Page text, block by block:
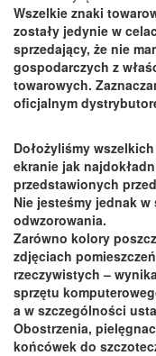
Wszelkie znaki
zostały jedynie w
sprzedający, że nie
gospodarczych z
towarowych.
oficjalnym
Dołożyliśmy
ekranie jak
przedstawionych
Nie jesteśmy jednak
odwzorowania.
Zarówno kolory
zdjęciach
rzeczywistych –
sprzętu
a w szczególności
Obostrzenia,
końcówek do